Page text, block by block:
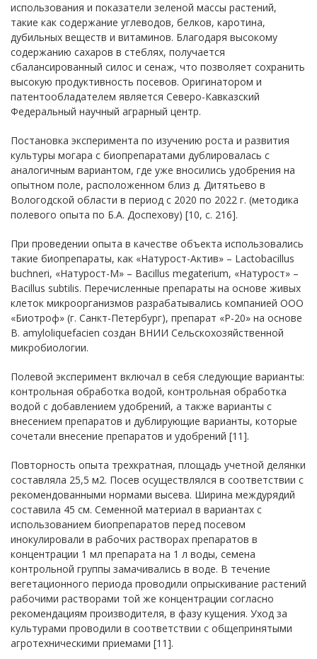
использования и показатели зеленой массы растений,
такие как содержание углеводов, белков, каротина,
дубильных веществ и витаминов. Благодаря высокому
содержанию сахаров в стеблях, получается
сбалансированный силос и сенаж, что позволяет сохранить
высокую продуктивность посевов. Оригинатором и
патентообладателем является Северо-Кавказский
Федеральный научный аграрный центр.
Постановка эксперимента по изучению роста и развития
культуры могара с биопрепаратами дублировалась с
аналогичным вариантом, где уже вносились удобрения на
опытном поле, расположенном близ д. Дитятьево в
Вологодской области в период с 2020 по 2022 г. (методика
полевого опыта по Б.А. Доспехову) [10, с. 216].
При проведении опыта в качестве объекта использовались
такие биопрепараты, как «Натурост-Актив» – Lactobacillus
buchneri, «Натурост-М» – Bacillus megaterium, «Натурост» –
Bacillus subtilis. Перечисленные препараты на основе живых
клеток микроорганизмов разрабатывались компанией ООО
«Биотроф» (г. Санкт-Петербург), препарат «Р-20» на основе
B. amyloliquefacien создан ВНИИ Сельскохозяйственной
микробиологии.
Полевой эксперимент включал в себя следующие варианты:
контрольная обработка водой, контрольная обработка
водой с добавлением удобрений, а также варианты с
внесением препаратов и дублирующие варианты, которые
сочетали внесение препаратов и удобрений [11].
Повторность опыта трехкратная, площадь учетной делянки
составляла 25,5 м2. Посев осуществлялся в соответствии с
рекомендованными нормами высева. Ширина междурядий
составила 45 см. Семенной материал в вариантах с
использованием биопрепаратов перед посевом
инокулировали в рабочих растворах препаратов в
концентрации 1 мл препарата на 1 л воды, семена
контрольной группы замачивались в воде. В течение
вегетационного периода проводили опрыскивание растений
рабочими растворами той же концентрации согласно
рекомендациям производителя, в фазу кущения. Уход за
культурами проводили в соответствии с общепринятыми
агротехническими приемами [11].